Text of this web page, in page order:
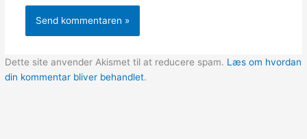
Dette site anvender Akismet til at reducere spam. Læs om hvordan
din kommentar bliver behandlet.